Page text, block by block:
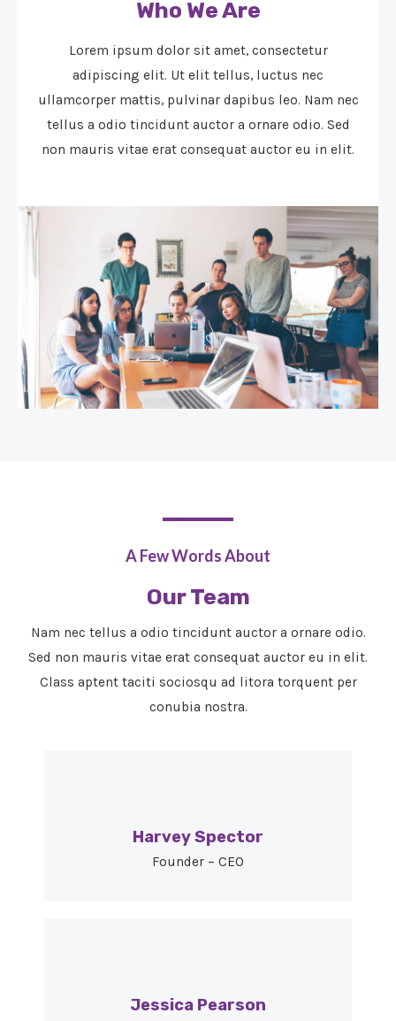
Who We Are​
Lorem ipsum dolor sit amet, consectetur
adipiscing elit. Ut elit tellus, luctus nec
ullamcorper mattis, pulvinar dapibus leo. Nam nec
tellus a odio tincidunt auctor a ornare odio. Sed
non mauris vitae erat consequat auctor eu in elit.​
A Few Words About​
Our Team
Nam nec tellus a odio tincidunt auctor a ornare odio.
Sed non mauris vitae erat consequat auctor eu in elit.
Class aptent taciti sociosqu ad litora torquent per
conubia nostra.
Harvey Spector
Founder – CEO
Jessica Pearson